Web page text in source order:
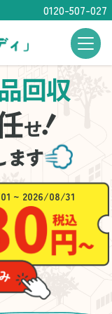
0120-507-027
回収
せ
！
~ 2026/08/31